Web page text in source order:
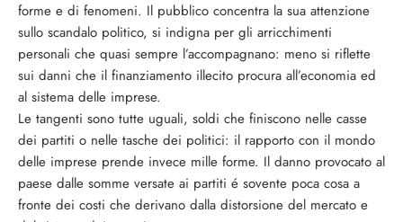
forme e di fenomeni. Il pubblico concentra la sua attenzione
sullo scandalo politico, si indigna per gli arricchimenti
personali che quasi sempre l’accompagnano: meno si riflette
sui danni che il finanziamento illecito procura all’economia ed
al sistema delle imprese.
Le tangenti sono tutte uguali, soldi che finiscono nelle casse
dei partiti o nelle tasche dei politici: il rapporto con il mondo
delle imprese prende invece mille forme. Il danno provocato al
paese dalle somme versate ai partiti é sovente poca cosa a
fronte dei costi che derivano dalla distorsione del mercato e